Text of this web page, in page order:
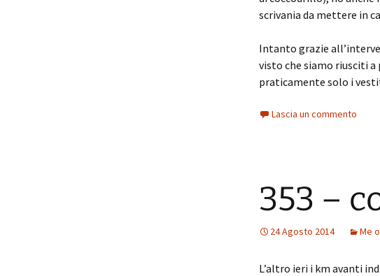
scrivania da mettere in
Intanto grazie
visto che siamo riusciti a
praticamente solo i
Lascia un commento
353 –
24 Agosto 2014 Me
L’altro ieri i km avanti